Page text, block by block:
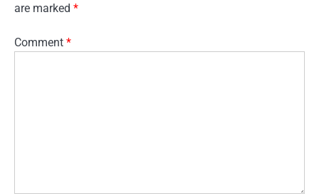
are marked *
Comment *